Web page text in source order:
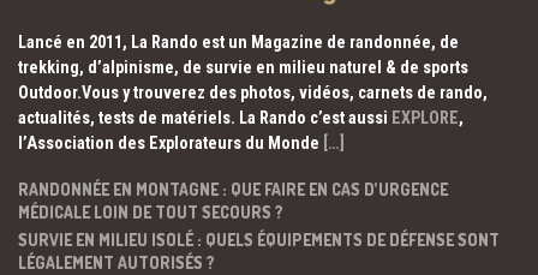
Lancé en 2011, La Rando est un Magazine de randonnée, de
trekking, d’alpinisme, de survie en milieu naturel & de sports
Outdoor.Vous y trouverez des photos, vidéos, carnets de rando,
actualités, tests de matériels. La Rando c’est aussi EXPLORE,
l’Association des Explorateurs du Monde […]
RANDONNÉE EN MONTAGNE : QUE FAIRE EN CAS D’URGENCE
MÉDICALE LOIN DE TOUT SECOURS ?
SURVIE EN MILIEU ISOLÉ : QUELS ÉQUIPEMENTS DE DÉFENSE SONT
LÉGALEMENT AUTORISÉS ?